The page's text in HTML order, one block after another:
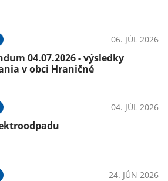
06. JÚL 2026
04.07.2026 - výsledky
v obci Hraničné
04. JÚL 2026
24. JÚN 2026